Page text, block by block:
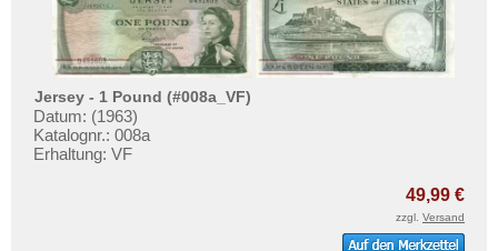
Niederlande
Nordirland
Norwegen
Österreich
Polen
Informationen
Preislisten
Ankauf
Erhaltungsgrade
Jersey - 1 Pound (#008a_VF)
Datum: (1963)
Katalognr.: 008a
Erhaltung: VF
49,99 €
zzgl. Versand